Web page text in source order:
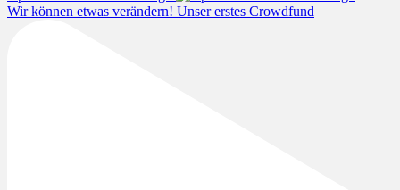
Wir können etwas verändern! Unser erstes Crowdfund